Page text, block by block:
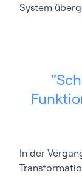
System
In der